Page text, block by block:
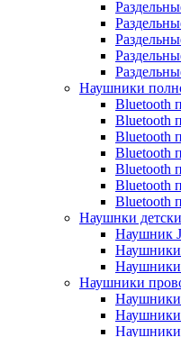
Наушники
Bluetooth
Bluetooth
Bluetooth
Bluetooth
Bluetooth
Bluetooth
Bluetooth
Наушнки
Наушник
Наушники
Наушники
Наушники